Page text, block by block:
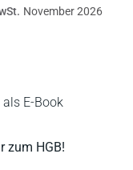
E-Book
zum HGB!
November 2026